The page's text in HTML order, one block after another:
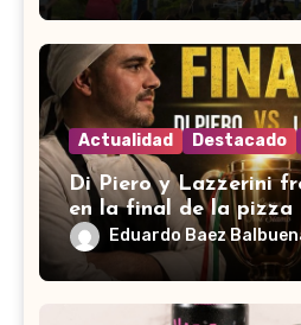
Actualidad Destacado
Di Piero y Lazzerini
en la final de la pizza
Eduardo Baez